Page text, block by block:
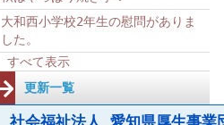
大和西小学校2年生の慰問がありま
した。
すべて表示
更新一覧